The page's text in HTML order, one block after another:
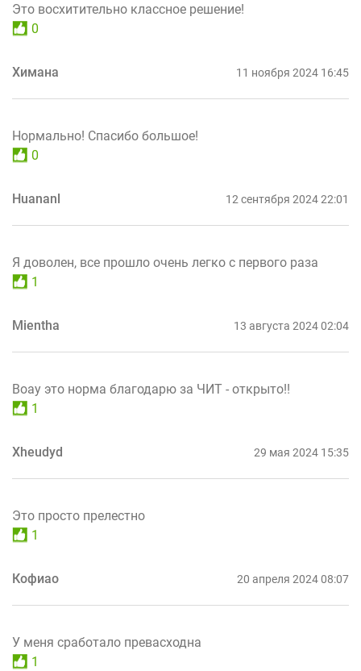
Это восхитительно классное решение!
0
Химана 11 ноября 2024 16:45
Нормально! Спасибо большое!
0
Huananl 12 сентября 2024 22:01
Я доволен, все прошло очень легко с первого раза
1
Mientha 13 августа 2024 02:04
Воау это норма благодарю за ЧИТ - открыто!!
1
Xheudyd 29 мая 2024 15:35
Это просто прелестно
1
Кофиао 20 апреля 2024 08:07
У меня сработало превасходна
1